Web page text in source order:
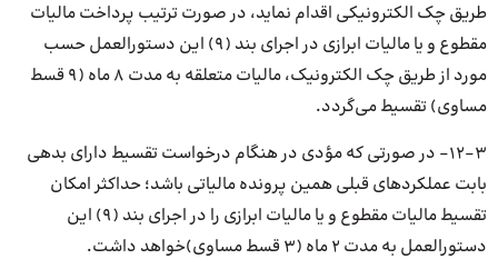
طریق چک الکترونیکی اقدام نماید، در صورت ترتیب پرداخت مالیات
مقطوع و یا مالیات ابرازی در اجرای بند (۹) این دستورالعمل حسب
مورد از طریق چک الکترونیک، مالیات متعلقه به مدت ۸ ماه (۹ قسط
مساوی) تقسیط می‌گردد.
۱۲-۳- در صورتی که مؤدی در هنگام درخواست تقسیط دارای بدهی
بابت عملکردهای قبلی همین پرونده مالیاتی باشد؛ حداکثر امکان
تقسیط مالیات مقطوع و یا مالیات ابرازی را در اجرای بند (۹) این
دستورالعمل به مدت ۲ ماه (۳ قسط مساوی)خواهد داشت.